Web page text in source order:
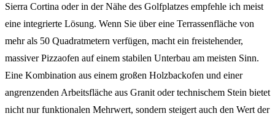
Sierra Cortina oder in der Nähe des Golfplatzes empfehle ich meist
eine integrierte Lösung. Wenn Sie über eine Terrassenfläche von
mehr als 50 Quadratmetern verfügen, macht ein freistehender,
massiver Pizzaofen auf einem stabilen Unterbau am meisten Sinn.
Eine Kombination aus einem großen Holzbackofen und einer
angrenzenden Arbeitsfläche aus Granit oder technischem Stein bietet
nicht nur funktionalen Mehrwert, sondern steigert auch den Wert der